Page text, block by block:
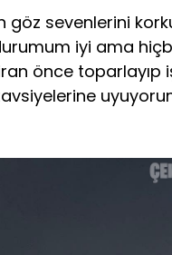
göz sevenlerini
iyi ama
önce toparlayıp